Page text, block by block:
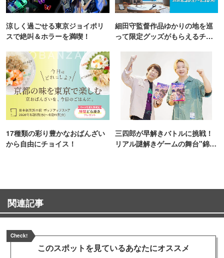
涼しく過ごせる東京ジョイポリ
スで絶叫＆ホラーを満喫！
細田守監督作品ゆかりの地を巡
って限定グッズがもらえるチャ
17種類の彩り豊かなおばんざい
から自由にチョイス！
三四郎が早解きバトルに挑戦！
リアル謎解きゲームの舞台"錦糸
関連記事
Check!
このスポットを見ているあなたにオススメ